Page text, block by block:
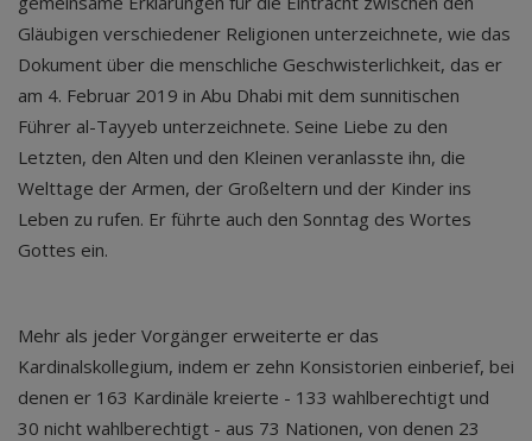
Gläubigen verschiedener Religionen unterzeichnete, wie das
Dokument über die menschliche Geschwisterlichkeit, das er
am 4. Februar 2019 in Abu Dhabi mit dem sunnitischen
Führer al-Tayyeb unterzeichnete. Seine Liebe zu den
Letzten, den Alten und den Kleinen veranlasste ihn, die
Welttage der Armen, der Großeltern und der Kinder ins
Leben zu rufen. Er führte auch den Sonntag des Wortes
Gottes ein.
Mehr als jeder Vorgänger erweiterte er das
Kardinalskollegium, indem er zehn Konsistorien einberief, bei
denen er 163 Kardinäle kreierte - 133 wahlberechtigt und
30 nicht wahlberechtigt - aus 73 Nationen, von denen 23